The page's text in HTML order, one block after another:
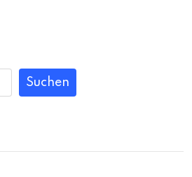
Suchen